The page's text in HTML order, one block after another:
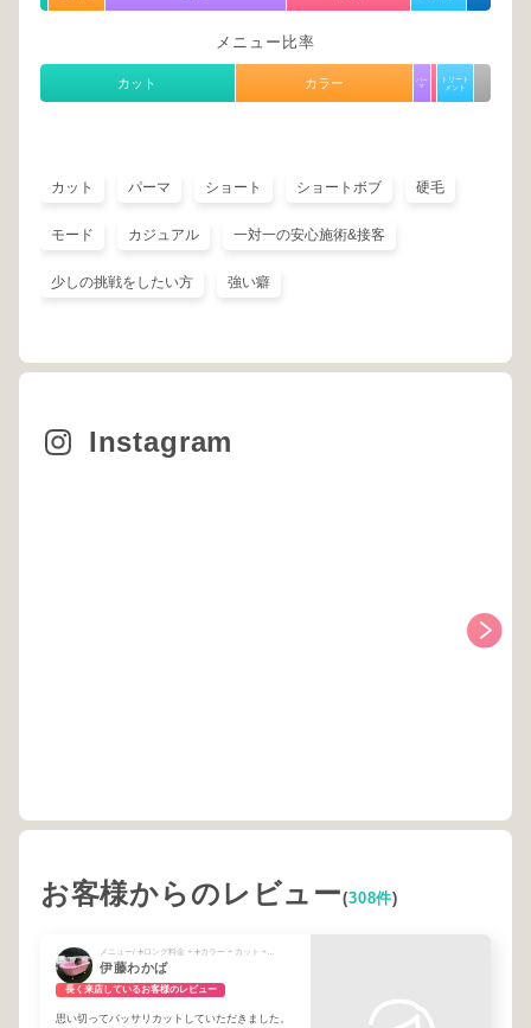
メニュー比率
カット カラー
パー
マ
トリート
メント
カット パーマ ショート ショートボブ 硬毛
モード カジュアル 一対一の安心施術&接客
少しの挑戦をしたい方 強い癖
Instagram
お客様からのレビュー(308件)
伊藤わかば
長く来店しているお客様のレビュー
思い切ってバッサリカットしていただきました。